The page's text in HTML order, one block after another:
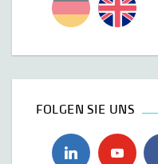
FOLGEN SIE UNS